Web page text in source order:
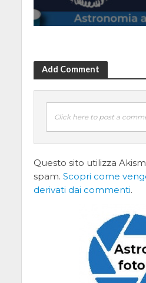
Add Comment
Click here to post a
Questo sito utilizza
spam. Scopri come
derivati dai commenti.